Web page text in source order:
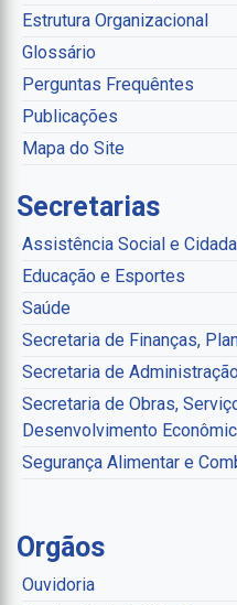
Estrutura Organizacional
Glossário
Perguntas Frequêntes
Publicações
Mapa do Site
Secretarias
Assistência Social e
Educação e Esportes
Saúde
Secretaria de Finanças,
Secretaria de
Secretaria de Obras,
Desenvolvimento
Segurança Alimentar e
Orgãos
Ouvidoria